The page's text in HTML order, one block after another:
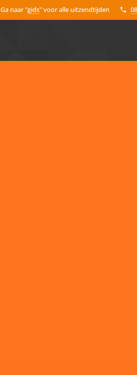
Ga naar "gids" voor alle uitzendtijden